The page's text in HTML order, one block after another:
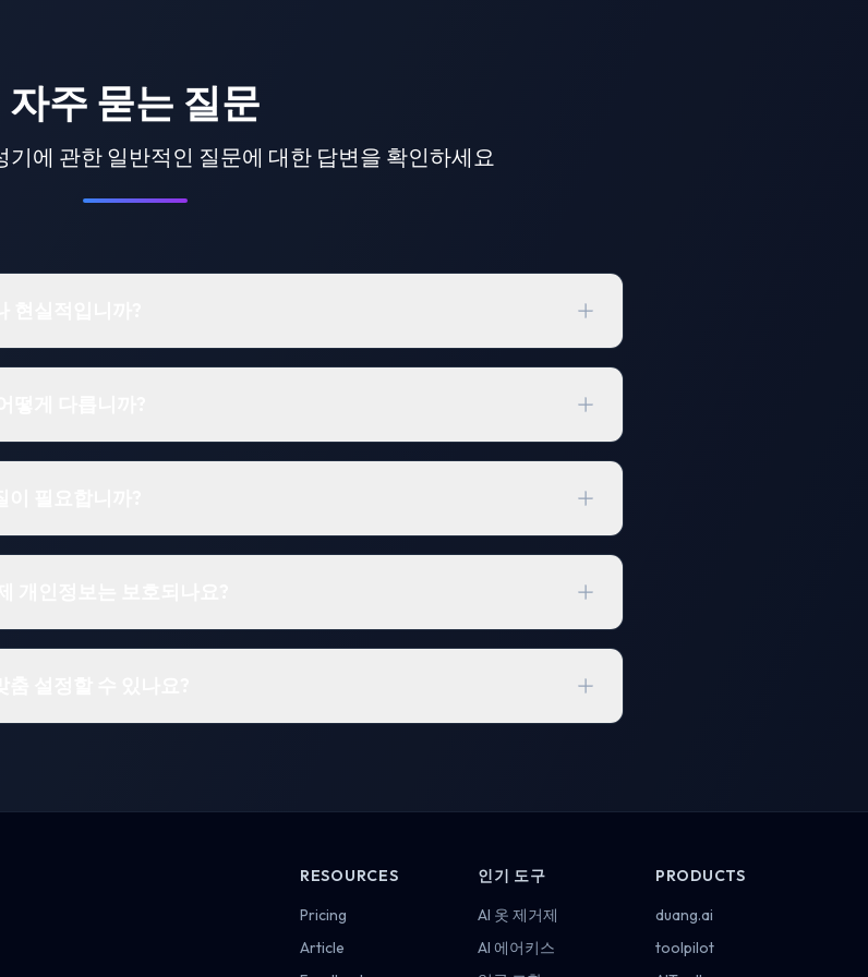
자주 묻는 질문
기에 관한 일반적인 질문에 대한 답변을 확인하세요
RESOURCES
Pricing
Article
인기 도구
AI 옷 제거제
AI 에어키스
PRODUCTS
duang.ai
toolpilot